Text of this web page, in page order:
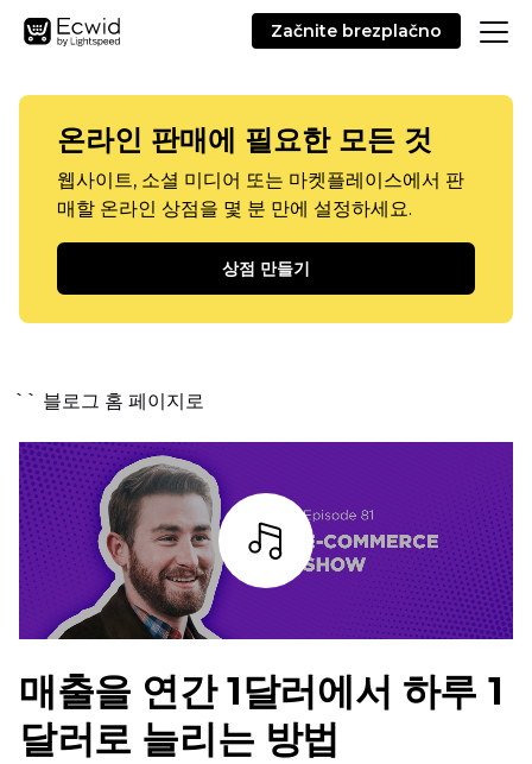
Začnite brezplačno
온라인 판매에 필요한 모든 것
웹사이트, 소셜 미디어 또는 마켓플레이스에서 판
매할 온라인 상점을 몇 분 만에 설정하세요.
상점 만들기
`` 블로그 홈 페이지로
매출을 연간 1달러에서 하루 1
달러로 늘리는 방법